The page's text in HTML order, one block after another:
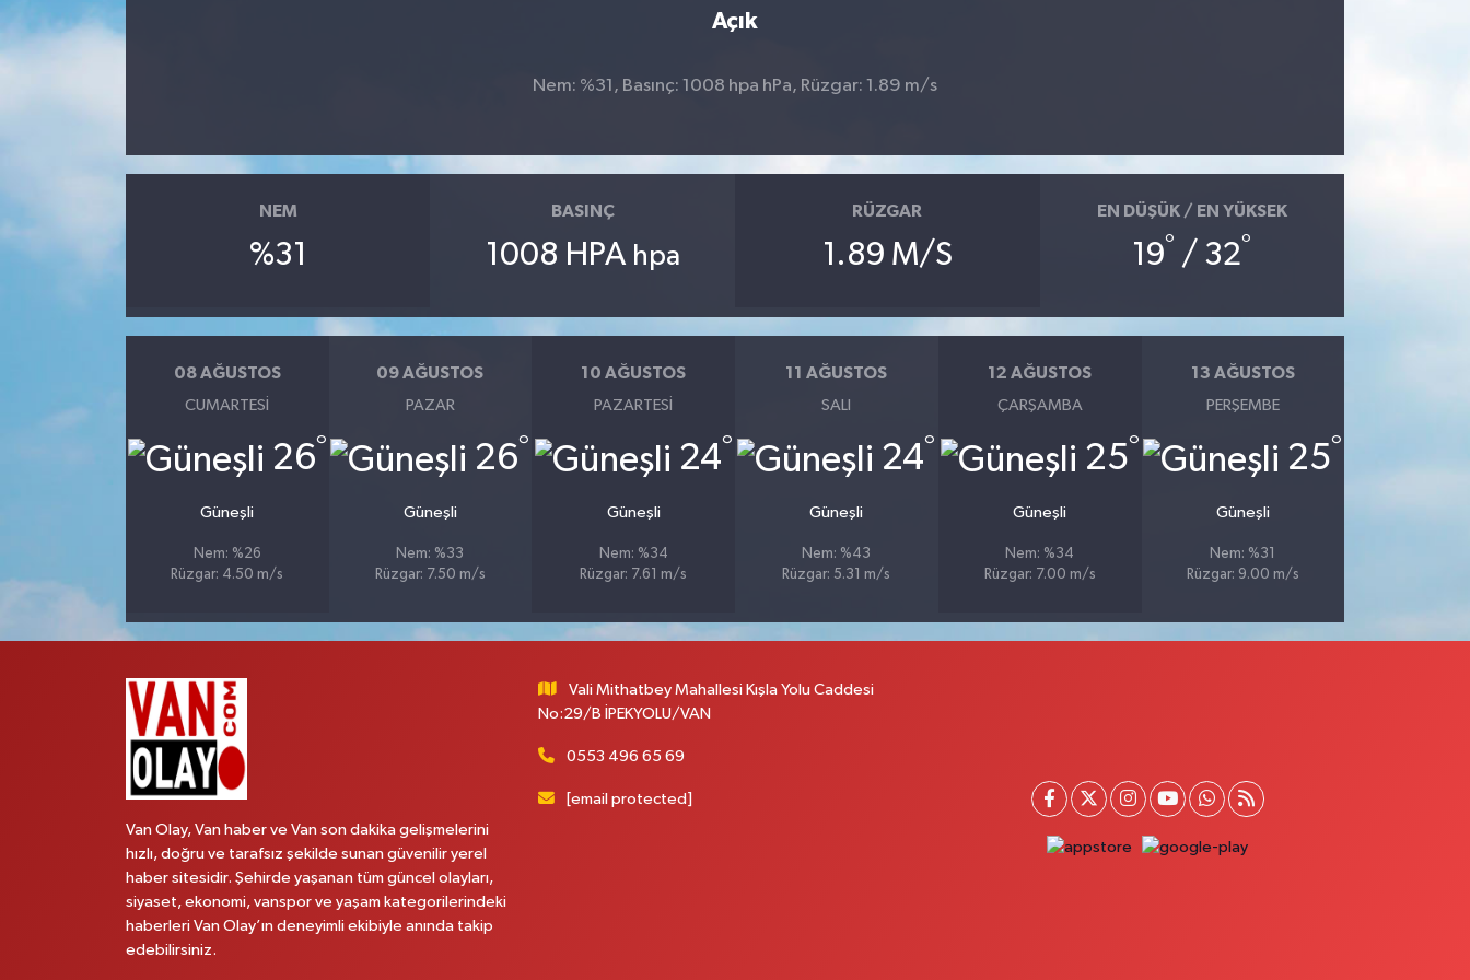
Açık
Nem: %31, Basınç: 1008 hpa hPa, Rüzgar: 1.89 m/s
NEM
%31
BASINÇ
1008 HPA hpa
RÜZGAR
1.89 M/S
EN DÜŞÜK / EN YÜKSEK
19° / 32°
08 AĞUSTOS
CUMARTESI
26°
Güneşli
Nem: %26
Rüzgar: 4.50 m/s
09 AĞUSTOS
PAZAR
26°
Güneşli
Nem: %33
Rüzgar: 7.50 m/s
10 AĞUSTOS
PAZARTESI
24°
Güneşli
Nem: %34
Rüzgar: 7.61 m/s
11 AĞUSTOS
SALI
24°
Güneşli
Nem: %43
Rüzgar: 5.31 m/s
12 AĞUSTOS
ÇARŞAMBA
25°
Güneşli
Nem: %34
Rüzgar: 7.00 m/s
13 AĞUSTOS
PERŞEMBE
25°
Güneşli
Nem: %31
Rüzgar: 9.00 m/s
Van Olay, Van haber ve Van son dakika gelişmelerini
hızlı, doğru ve tarafsız şekilde sunan güvenilir yerel
haber sitesidir. Şehirde yaşanan tüm güncel olayları,
siyaset, ekonomi, vanspor ve yaşam kategorilerindeki
haberleri Van Olay’ın deneyimli ekibiyle anında takip
edebilirsiniz.
Vali Mithatbey Mahallesi Kışla Yolu Caddesi
No:29/B İPEKYOLU/VAN
0553 496 65 69
[email protected]
RESMİ İLANLAR